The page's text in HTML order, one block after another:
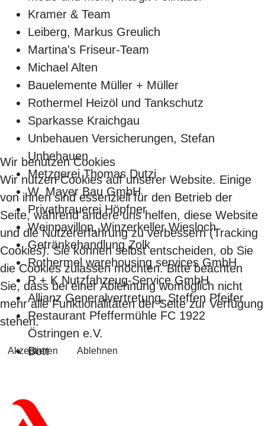
Kramer & Team
Leiberg, Markus Greulich
Martina's Friseur-Team
Michael Alten
Bauelemente Müller + Müller
Rothermel Heizöl und Tankschutz
Sparkasse Kraichgau
Unbehauen Versicherungen, Stefan
Unbehauen
Metzgerei Thomas Dutzi
W. Mayer Bau GmbH
Privatbrauerei Höpfner
Weinpavillon, Winzerkeller Wiesloch
Getränkehandlung Zolk
Rothermel warehousing services GmbH
R + K Nutzfahzeug-Service GmbH
Allianz Generalvertretung, Steffen Pfeifer
Restaurant Pfeffermühle FC 1922
Östringen e.V.
Bott
Wir benutzen Cookies
Wir nutzen Cookies auf unserer Website. Einige
von ihnen sind essenziell für den Betrieb der
Seite, während andere uns helfen, diese Website
und die Nutzererfahrung zu verbessern (Tracking
Cookies). Sie können selbst entscheiden, ob Sie
die Cookies zulassen möchten. Bitte beachten
Sie, dass bei einer Ablehnung womöglich nicht
mehr alle Funktionalitäten der Seite zur Verfügung
stehen.
Akzeptieren Ablehnen